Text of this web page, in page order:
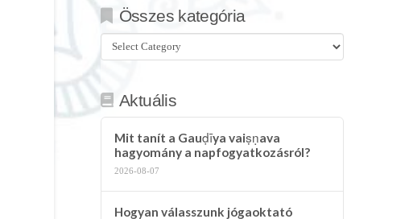
Összes kategória
Összes
kategória
Aktuális
Mit tanít a Gauḍīya vaiṣṇava
hagyomány a napfogyatkozásról?
2026-08-07
Hogyan válasszunk jógaoktató